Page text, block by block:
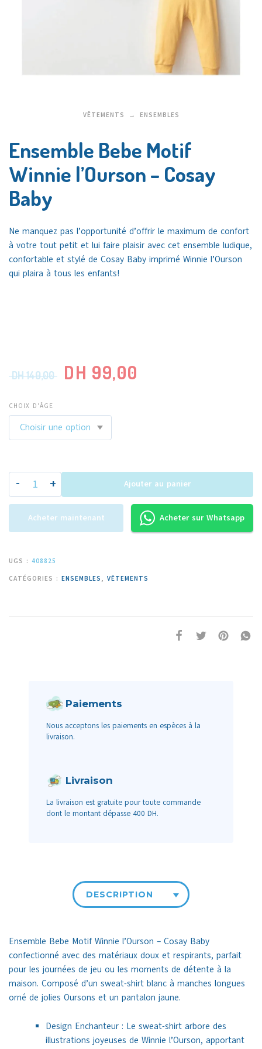
VÊTEMENTS ENSEMBLES
Ensemble Bebe Motif
Winnie l’Ourson – Cosay
Baby
Ne manquez pas l’opportunité d’offrir le maximum de confort
à votre tout petit et lui faire plaisir avec cet ensemble ludique,
confortable et stylé de Cosay Baby imprimé Winnie l’Ourson
qui plaira à tous les enfants!
DH140,00 DH 99,00
CHOIX D'ÂGE
- + Ajouter au panier
Acheter maintenant Acheter sur Whatsapp
UGS : 408825
CATÉGORIES : ENSEMBLES , VÊTEMENTS
Paiements
Nous acceptons les paiements en espèces à la
livraison.
Livraison
La livraison est gratuite pour toute commande
dont le montant dépasse 400 DH.
DESCRIPTION
Ensemble Bebe Motif Winnie l’Ourson – Cosay Baby
confectionné avec des matériaux doux et respirants, parfait
pour les journées de jeu ou les moments de détente à la
maison. Composé d’un sweat-shirt blanc à manches longues
orné de jolies Oursons et un pantalon jaune.
Design Enchanteur : Le sweat-shirt arbore des
illustrations joyeuses de Winnie l’Ourson, apportant